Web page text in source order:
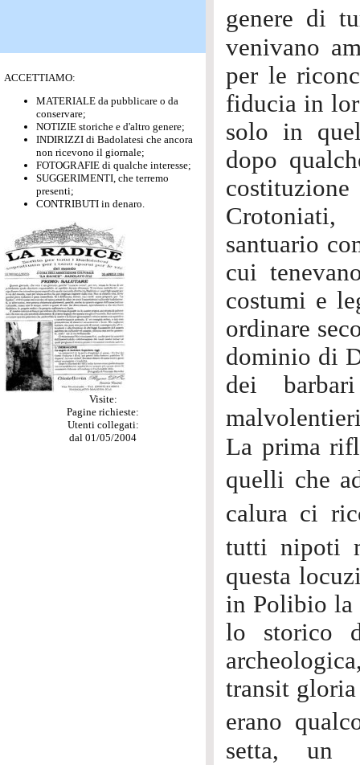
ACCETTIAMO:
MATERIALE da pubblicare o da
conservare;
NOTIZIE storiche e d'altro genere;
INDIRIZZI di Badolatesi che ancora
non ricevono il giornale;
FOTOGRAFIE di qualche interesse;
SUGGERIMENTI, che terremo
presenti;
CONTRIBUTI in denaro.
Visite:
Pagine richieste:
Utenti collegati:
dal 01/05/2004
genere di
venivano
per le
fiducia in
solo in
dopo
santuario
cui
costumi e
ordinare
dominio di
dei
La prima
quelli che
calura ci
tutti nipoti
questa
in Polibio la
lo storico
transit
erano
setta, un